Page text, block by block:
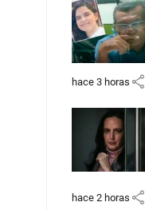
hace 3 horas share
hace 2 horas share